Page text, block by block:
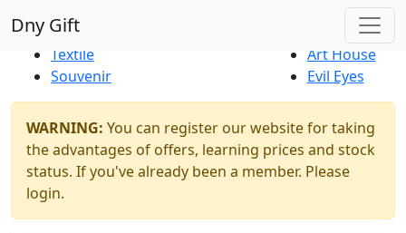
Dny Gift
New Products
Thrift Shop
Textile
Souvenir
Art House
Evil Eyes
WARNING: You can register our website for taking
the advantages of offers, learning prices and stock
status. If you've already been a member. Please
login.